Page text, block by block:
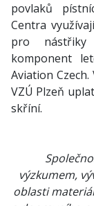
povlaků
Centra
pro nástřiky
komponent
Aviation
VZÚ Plzeň
skříní.
výzkumem,
oblasti